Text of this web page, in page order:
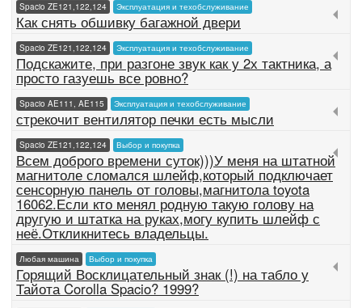
Spacio ZE121,122,124 Эксплуатация и техобслуживание
Как снять обшивку багажной двери
Spacio ZE121,122,124 Эксплуатация и техобслуживание
Подскажите, при разгоне звук как у 2х тактника, а
просто газуешь все ровно?
Spacio AE111, AE115 Эксплуатация и техобслуживание
стрекочит вентилятор печки есть мысли
Spacio ZE121,122,124 Выбор и покупка
Всем доброго времени суток)))У меня на штатной
магнитоле сломался шлейф,который подключает
сенсорную панель от головы,магнитола toyota
16062.Если кто менял родную такую голову на
другую и штатка на руках,могу купить шлейф с
неё.Откликнитесь владельцы.
Любая машина Выбор и покупка
Горящий Восклицательный знак (!) на табло у
Тайота Corolla Spacio? 1999?